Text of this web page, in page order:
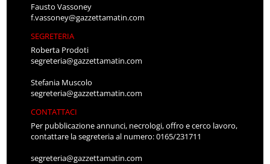
Fausto Vassoney
f.vassoney@gazzettamatin.com
SEGRETERIA
Roberta Prodoti
segreteria@gazzettamatin.com
Stefania Muscolo
segreteria@gazzettamatin.com
CONTATTACI
Per pubblicazione annunci, necrologi, offro e cerco lavoro,
contattare la segreteria al numero: 0165/231711
segreteria@gazzettamatin.com